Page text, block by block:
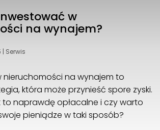
w
na wynajem?
| Serwis
nieruchomości na wynajem to
która może przynieść spore zyski.
to naprawdę opłacalne i czy warto
pieniądze w taki sposób?